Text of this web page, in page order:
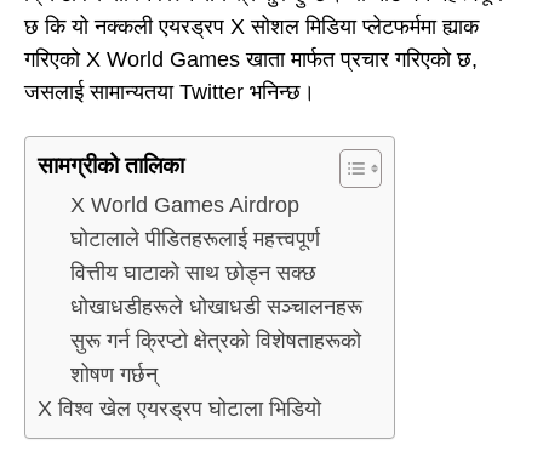
छ कि यो नक्कली एयरड्रप X सोशल मिडिया प्लेटफर्ममा ह्याक
गरिएको X World Games खाता मार्फत प्रचार गरिएको छ,
जसलाई सामान्यतया Twitter भनिन्छ।
सामग्रीको तालिका
X World Games Airdrop
घोटालाले पीडितहरूलाई महत्त्वपूर्ण
वित्तीय घाटाको साथ छोड्न सक्छ
धोखाधडीहरूले धोखाधडी सञ्चालनहरू
सुरू गर्न क्रिप्टो क्षेत्रको विशेषताहरूको
शोषण गर्छन्
X विश्व खेल एयरड्रप घोटाला भिडियो